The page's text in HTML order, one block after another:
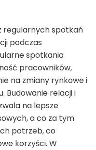
regularnych spotkań
podczas
spotkania
pracowników,
na zmiany rynkowe i
Budowanie relacji i
na lepsze
a co za tym
potrzeb, co
korzyści. W